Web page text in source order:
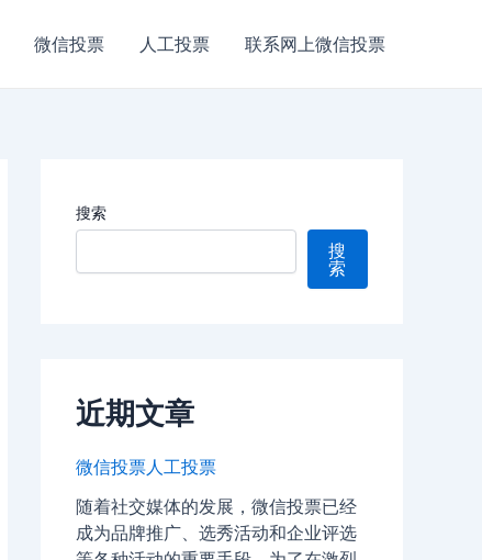
微信投票 人工投票 联系网上微信投票
搜索
搜
索
近期文章
微信投票人工投票
随着社交媒体的发展，微信投票已经
成为品牌推广、选秀活动和企业评选
微